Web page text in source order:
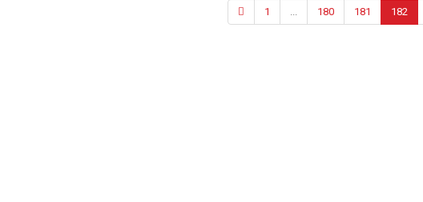
1 ... 180 181 182